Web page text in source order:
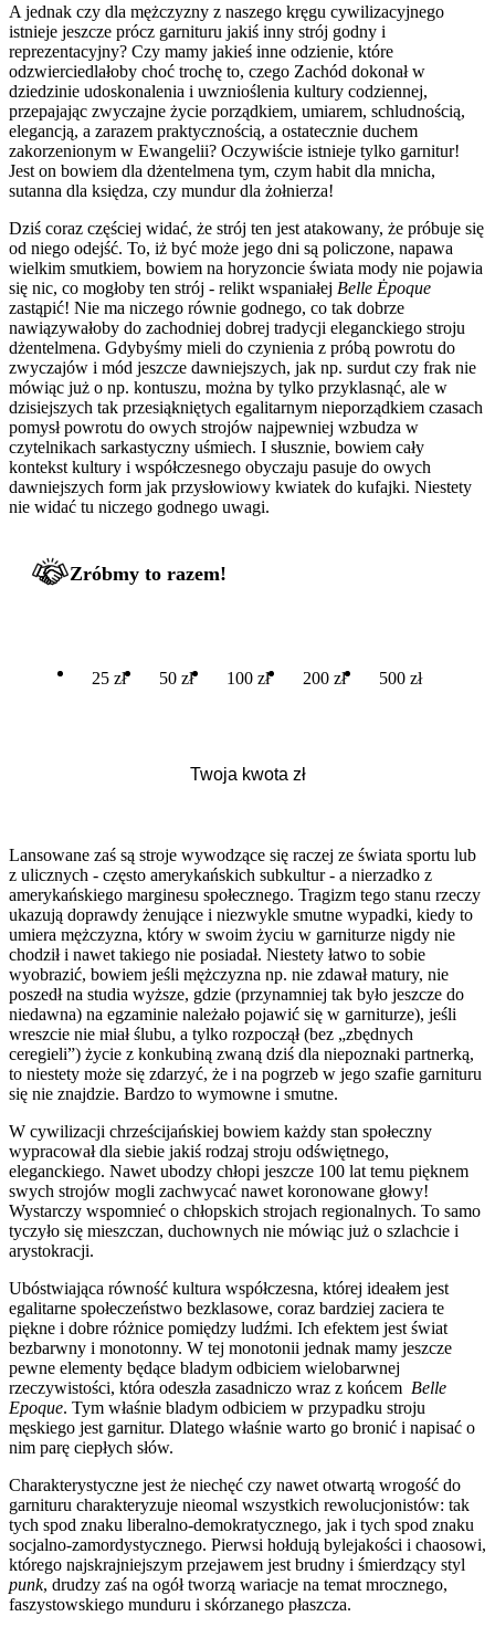
A jednak czy dla mężczyzny z naszego kręgu cywilizacyjnego
istnieje jeszcze prócz garnituru jakiś inny strój godny i
reprezentacyjny? Czy mamy jakieś inne odzienie, które
odzwierciedlałoby choć trochę to, czego Zachód dokonał w
dziedzinie udoskonalenia i uwznioślenia kultury codziennej,
przepajając zwyczajne życie porządkiem, umiarem, schludnością,
elegancją, a zarazem praktycznością, a ostatecznie duchem
zakorzenionym w Ewangelii? Oczywiście istnieje tylko garnitur!
Jest on bowiem dla dżentelmena tym, czym habit dla mnicha,
sutanna dla księdza, czy mundur dla żołnierza!
Dziś coraz częściej widać, że strój ten jest atakowany, że próbuje się
od niego odejść. To, iż być może jego dni są policzone, napawa
wielkim smutkiem, bowiem na horyzoncie świata mody nie pojawia
się nic, co mogłoby ten strój - relikt wspaniałej Belle Ėpoque
zastąpić! Nie ma niczego równie godnego, co tak dobrze
nawiązywałoby do zachodniej dobrej tradycji eleganckiego stroju
dżentelmena. Gdybyśmy mieli do czynienia z próbą powrotu do
zwyczajów i mód jeszcze dawniejszych, jak np. surdut czy frak nie
mówiąc już o np. kontuszu, można by tylko przyklasnąć, ale w
dzisiejszych tak przesiąkniętych egalitarnym nieporządkiem czasach
pomysł powrotu do owych strojów najpewniej wzbudza w
czytelnikach sarkastyczny uśmiech. I słusznie, bowiem cały
kontekst kultury i współczesnego obyczaju pasuje do owych
dawniejszych form jak przysłowiowy kwiatek do kufajki. Niestety
nie widać tu niczego godnego uwagi.
Zróbmy to razem!
25 zł 50 zł 100 zł 200 zł 500 zł
Lansowane zaś są stroje wywodzące się raczej ze świata sportu lub
z ulicznych - często amerykańskich subkultur - a nierzadko z
amerykańskiego marginesu społecznego. Tragizm tego stanu rzeczy
ukazują doprawdy żenujące i niezwykle smutne wypadki, kiedy to
umiera mężczyzna, który w swoim życiu w garniturze nigdy nie
chodził i nawet takiego nie posiadał. Niestety łatwo to sobie
wyobrazić, bowiem jeśli mężczyzna np. nie zdawał matury, nie
poszedł na studia wyższe, gdzie (przynamniej tak było jeszcze do
niedawna) na egzaminie należało pojawić się w garniturze), jeśli
wreszcie nie miał ślubu, a tylko rozpoczął (bez „zbędnych
ceregieli”) życie z konkubiną zwaną dziś dla niepoznaki partnerką,
to niestety może się zdarzyć, że i na pogrzeb w jego szafie garnituru
się nie znajdzie. Bardzo to wymowne i smutne.
W cywilizacji chrześcijańskiej bowiem każdy stan społeczny
wypracował dla siebie jakiś rodzaj stroju odświętnego,
eleganckiego. Nawet ubodzy chłopi jeszcze 100 lat temu pięknem
swych strojów mogli zachwycać nawet koronowane głowy!
Wystarczy wspomnieć o chłopskich strojach regionalnych. To samo
tyczyło się mieszczan, duchownych nie mówiąc już o szlachcie i
arystokracji.
Ubóstwiająca równość kultura współczesna, której ideałem jest
egalitarne społeczeństwo bezklasowe, coraz bardziej zaciera te
piękne i dobre różnice pomiędzy ludźmi. Ich efektem jest świat
bezbarwny i monotonny. W tej monotonii jednak mamy jeszcze
pewne elementy będące bladym odbiciem wielobarwnej
rzeczywistości, która odeszła zasadniczo wraz z końcem Belle
Epoque. Tym właśnie bladym odbiciem w przypadku stroju
męskiego jest garnitur. Dlatego właśnie warto go bronić i napisać o
nim parę ciepłych słów.
Charakterystyczne jest że niechęć czy nawet otwartą wrogość do
garnituru charakteryzuje nieomal wszystkich rewolucjonistów: tak
tych spod znaku liberalno-demokratycznego, jak i tych spod znaku
socjalno-zamordystycznego. Pierwsi hołdują bylejakości i chaosowi,
którego najskrajniejszym przejawem jest brudny i śmierdzący styl
punk, drudzy zaś na ogół tworzą wariacje na temat mrocznego,
faszystowskiego munduru i skórzanego płaszcza.